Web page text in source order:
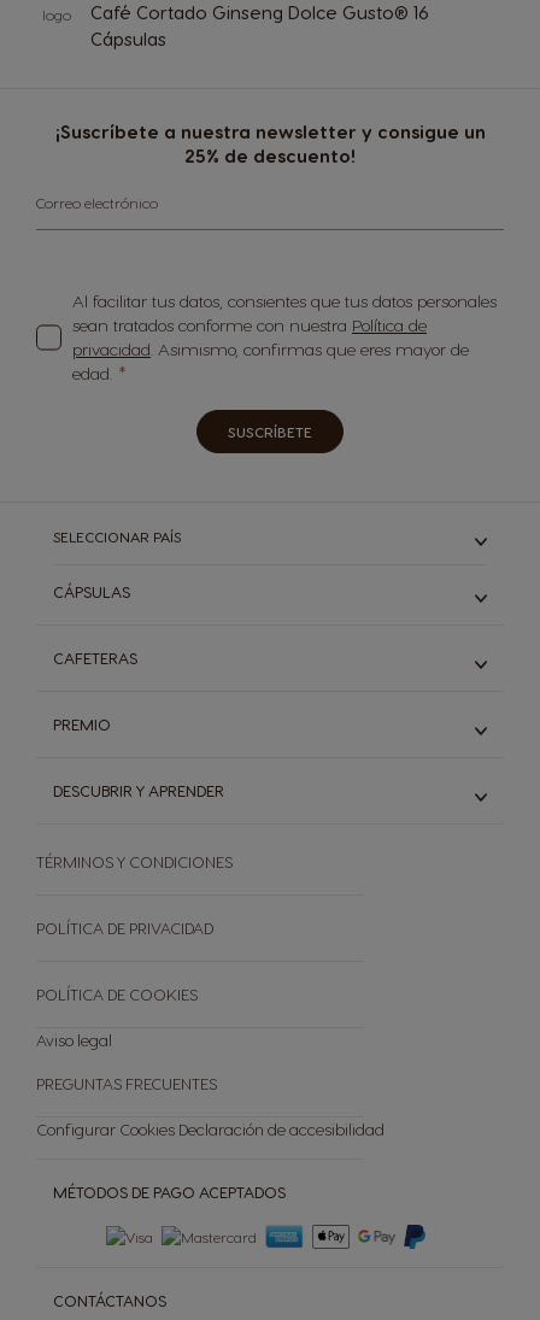
¡Suscríbete a nuestra newsletter y consigue un
25% de descuento!
Correo electrónico
Al facilitar tus datos, consientes que tus datos personales
sean tratados conforme con nuestra Política de
privacidad. Asimismo, confirmas que eres mayor de
edad.
SUSCRÍBETE
Café Cortado Ginseng Dolce Gusto® 16
Cápsulas
SELECCIONAR PAÍS
CÁPSULAS
LARGO
CON LECHE Y CORTADO
CHOCOLATES
FORMATO PROMOCIONAL
CAFETERAS
CAFETERAS GENIO S
CAFETERAS GENIO S TOUCH
PREMIO
Cómo funciona PREMIO
Introduce tus códigos
DESCUBRIR Y APRENDER
El mundo del café
Reciclar Capsulas
Tienda Exclusiva
MÉTODOS DE PAGO ACEPTADOS
CONTÁCTANOS
TÉRMINOS Y CONDICIONES
POLÍTICA DE PRIVACIDAD
POLÍTICA DE COOKIES
Aviso legal
PREGUNTAS FRECUENTES
Configurar Cookies Declaración de accesibilidad